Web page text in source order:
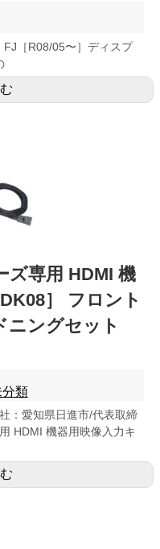
［R08/05〜］ディスプ
ズ専⽤ HDMI 機
］ フロント
ニングセット
分類
：愛知県⽇進市/代表取締
HDMI 機器⽤映像⼊⼒キ